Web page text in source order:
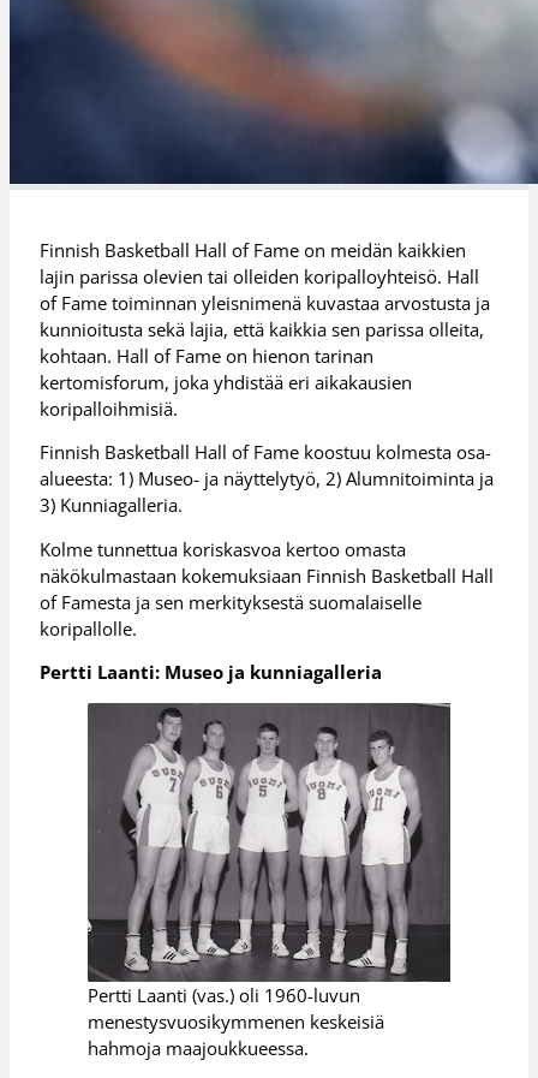
Finnish Basketball Hall of Fame on meidän kaikkien
lajin parissa olevien tai olleiden koripalloyhteisö. Hall
of Fame toiminnan yleisnimenä kuvastaa arvostusta ja
kunnioitusta sekä lajia, että kaikkia sen parissa olleita,
kohtaan. Hall of Fame on hienon tarinan
kertomisforum, joka yhdistää eri aikakausien
koripalloihmisiä.
Finnish Basketball Hall of Fame koostuu kolmesta osa-
alueesta: 1) Museo- ja näyttelytyö, 2) Alumnitoiminta ja
3) Kunniagalleria.
Kolme tunnettua koriskasvoa kertoo omasta
näkökulmastaan kokemuksiaan Finnish Basketball Hall
of Famesta ja sen merkityksestä suomalaiselle
koripallolle.
Pertti Laanti: Museo ja kunniagalleria
Pertti Laanti (vas.) oli 1960-luvun
menestysvuosikymmenen keskeisiä
hahmoja maajoukkueessa.